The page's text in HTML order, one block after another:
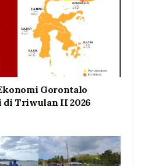
Gorontalo
di Triwulan II 2026